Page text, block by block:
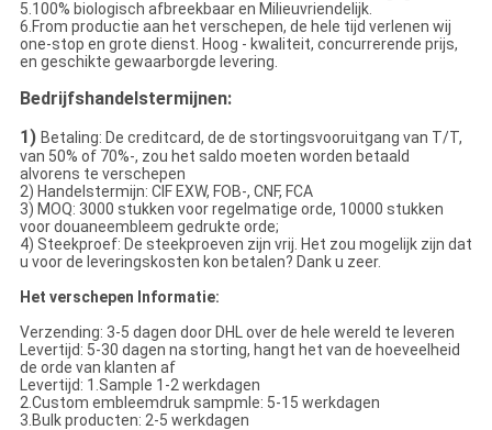
5.100% biologisch afbreekbaar en Milieuvriendelijk.
6.From productie aan het verschepen, de hele tijd verlenen wij
one-stop en grote dienst. Hoog - kwaliteit, concurrerende prijs,
en geschikte gewaarborgde levering.
Bedrijfshandelstermijnen:
1) Betaling: De creditcard, de de stortingsvooruitgang van T/T,
van 50% of 70%-, zou het saldo moeten worden betaald
alvorens te verschepen
2) Handelstermijn: CIF EXW, FOB-, CNF, FCA
3) MOQ: 3000 stukken voor regelmatige orde, 10000 stukken
voor douaneembleem gedrukte orde;
4) Steekproef: De steekproeven zijn vrij. Het zou mogelijk zijn dat
u voor de leveringskosten kon betalen? Dank u zeer.
Het verschepen Informatie:
Verzending: 3-5 dagen door DHL over de hele wereld te leveren
Levertijd: 5-30 dagen na storting, hangt het van de hoeveelheid
de orde van klanten af
Levertijd: 1.Sample 1-2 werkdagen
2.Custom embleemdruk sampmle: 5-15 werkdagen
3.Bulk producten: 2-5 werkdagen